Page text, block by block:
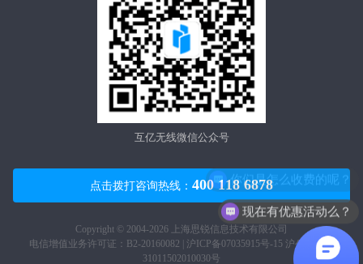
互亿无线微信公众号
点击拨打咨询热线： 400 118 6878
Copyright © 2004-2026 上海思锐信息技术有限公司
电信增值业务许可证：B2-20160082 | 沪ICP备07035915号-15 沪公网安备
31011502010030号
你们是怎么收费的呢？
现在有优惠活动么？